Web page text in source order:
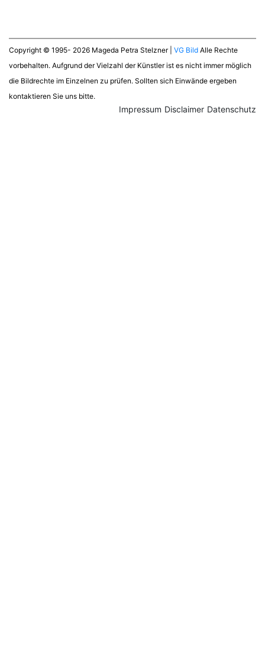
Copyright © 1995- 2026 Mageda Petra Stelzner | VG Bild Alle Rechte
vorbehalten. Aufgrund der Vielzahl der Künstler ist es nicht immer möglich
die Bildrechte im Einzelnen zu prüfen. Sollten sich Einwände ergeben
kontaktieren Sie uns bitte.
Datenschutz
Disclaimer
Impressum